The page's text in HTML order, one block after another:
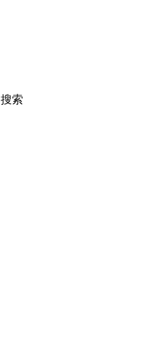
搜索